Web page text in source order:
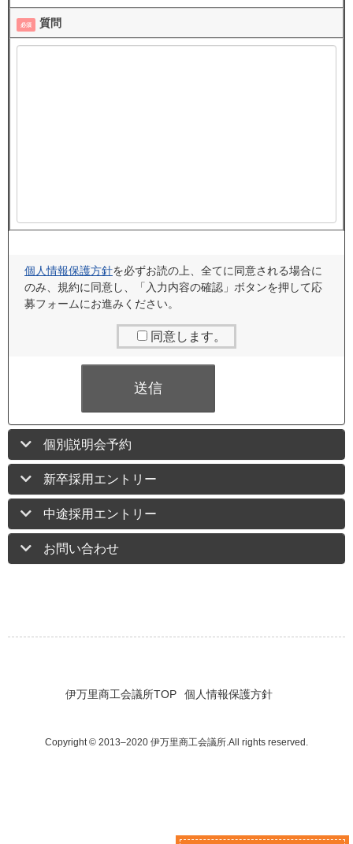
必須 質問
個人情報保護方針を必ずお読の上、全てに同意される場合に
のみ、規約に同意し、「入力内容の確認」ボタンを押して応
募フォームにお進みください。
同意します。
個別説明会予約
新卒採用エントリー
中途採用エントリー
お問い合わせ
伊万里商工会議所TOP 個人情報保護方針
Copyright © 2013–2020 伊万里商工会議所.All rights reserved.